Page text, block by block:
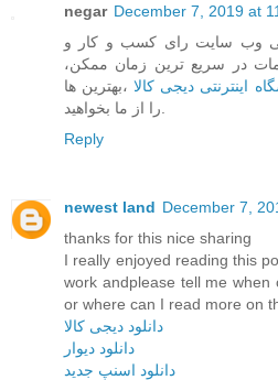
negar December 7, 2019 at
وب سایت رای کسب و کار و
در سریع ترین زمان ممکن،
اینترنتی دیجی کالا،بهترین ها
Reply
newest land December 7,
thanks for this nice sharing
I really enjoyed reading this
work andplease tell me
or where can I read more on
دانلود دیجی کالا
دانلود دیوار
دانلود اسنپ جدید